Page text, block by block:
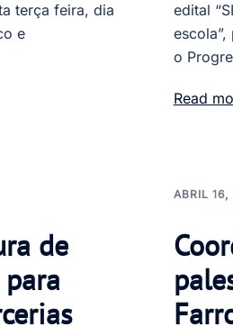
terça feira, dia
e
edital
o
Read
de
ABRIL 16,